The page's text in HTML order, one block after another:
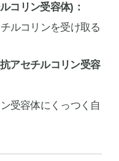
コリン受容体)
ルコリンを受け取る
アセチルコリン受容
受容体にくっつく自